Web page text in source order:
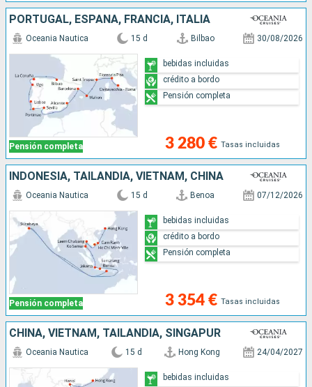
PORTUGAL, ESPAÑA, FRANCIA, ITALIA
Pensión completa
Oceania Nautica 15 d Bilbao 30/08/2026
3 280 € Tasas incluidas
bebidas incluidas
crédito a bordo
Pensión completa
INDONESIA, TAILANDIA, VIETNAM, CHINA
Pensión completa
Oceania Nautica 15 d Benoa 07/12/2026
3 354 € Tasas incluidas
bebidas incluidas
crédito a bordo
Pensión completa
CHINA, VIETNAM, TAILANDIA, SINGAPUR
Oceania Nautica 15 d Hong Kong 24/04/2027
bebidas incluidas